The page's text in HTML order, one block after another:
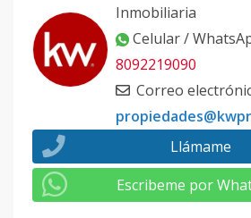
Inmobiliaria
Celular /
8092219090
Correo
Llámame
Escribeme por